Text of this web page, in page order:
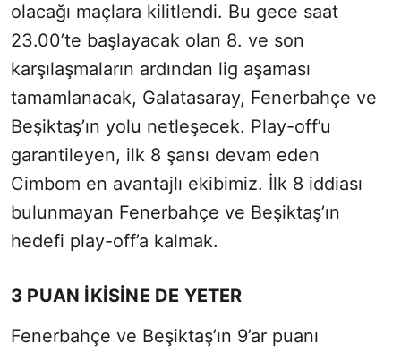
olacağı maçlara kilitlendi. Bu gece saat
23.00’te başlayacak olan 8. ve son
karşılaşmaların ardından lig aşaması
tamamlanacak, Galatasaray, Fenerbahçe ve
Beşiktaş’ın yolu netleşecek. Play-off’u
garantileyen, ilk 8 şansı devam eden
Cimbom en avantajlı ekibimiz. İlk 8 iddiası
bulunmayan Fenerbahçe ve Beşiktaş’ın
hedefi play-off’a kalmak.
3 PUAN İKİSİNE DE YETER
Fenerbahçe ve Beşiktaş’ın 9’ar puanı